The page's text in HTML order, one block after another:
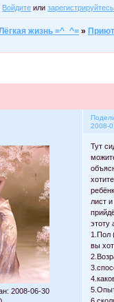
Войдите илизарегистрируйтесь
жизнь =^_^= »
2008-
: 2008-06-30
Тут
лист
этоту
1.Пол
вы